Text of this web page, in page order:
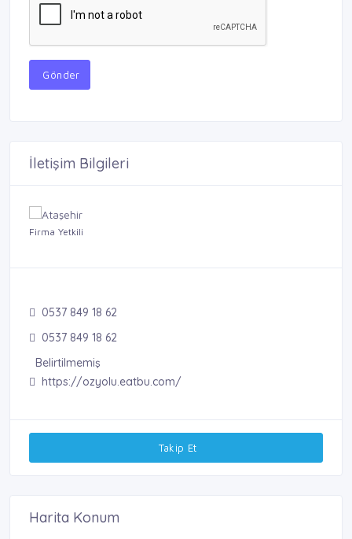
Gönder
İletişim Bilgileri
Firma Yetkili
0537 849 18 62
0537 849 18 62
Belirtilmemiş
https://ozyolu.eatbu.com/
Takip Et
Harita Konum